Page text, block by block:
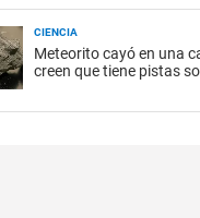
CIENCIA
Meteorito cayó en una
creen que tiene pistas